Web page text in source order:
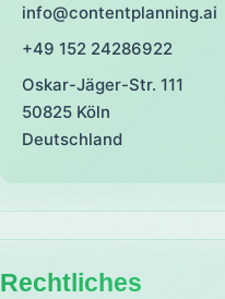
info@contentplanning.ai
+49 152 24286922
Oskar-Jäger-Str. 111
50825 Köln
Deutschland
Rechtliches